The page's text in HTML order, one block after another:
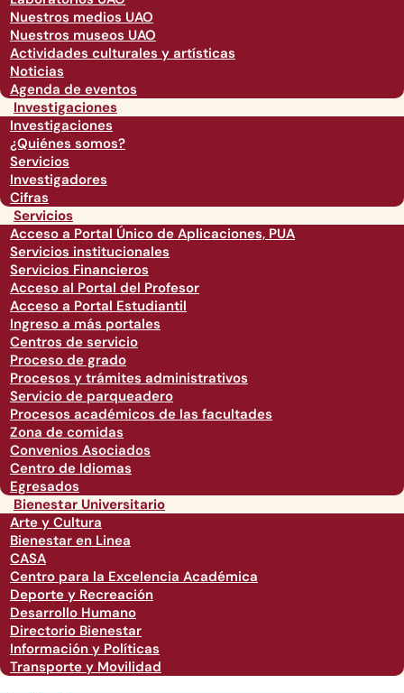
Nuestros medios UAO
Nuestros museos UAO
Actividades culturales y artísticas
Noticias
Agenda de eventos
Investigaciones
Investigaciones
¿Quiénes somos?
Servicios
Investigadores
Cifras
Servicios
Acceso a Portal Único de Aplicaciones, PUA
Servicios institucionales
Servicios Financieros
Acceso al Portal del Profesor
Acceso a Portal Estudiantil
Ingreso a más portales
Centros de servicio
Proceso de grado
Procesos y trámites administrativos
Servicio de parqueadero
Procesos académicos de las facultades
Zona de comidas
Convenios Asociados
Centro de Idiomas
Egresados
Bienestar Universitario
Arte y Cultura
Bienestar en Linea
CASA
Centro para la Excelencia Académica
Deporte y Recreación
Desarrollo Humano
Directorio Bienestar
Información y Políticas
Transporte y Movilidad